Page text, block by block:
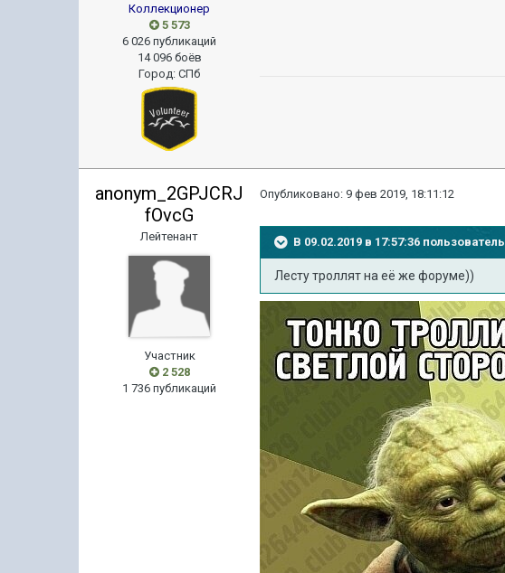
Коллекционер
5 573
6 026 публикаций
14 096 боёв
Город:СПб
anonym_2GPJCRJ
fOvcG
Лейтенант
Участник
2 528
1 736 публикаций
Опубликовано: 9 фев 2019, 18:11:12
В 09.02.2019 в 17:57:36 пользователь
Лесту троллят на её же форуме))